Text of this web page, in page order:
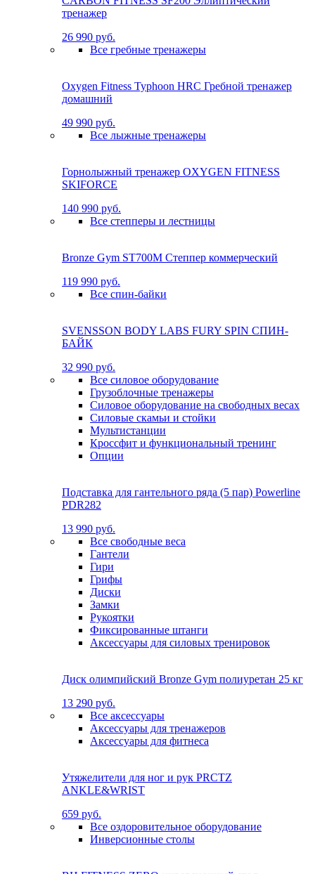
тренажер
26 990 руб.
Все гребные тренажеры
Oxygen Fitness Typhoon HRC Гребной тренажер
домашний
49 990 руб.
Все лыжные тренажеры
Горнолыжный тренажер OXYGEN FITNESS
SKIFORCE
140 990 руб.
Все степперы и лестницы
Bronze Gym ST700M Степпер коммерческий
119 990 руб.
Все спин-байки
SVENSSON BODY LABS FURY SPIN СПИН-
БАЙК
32 990 руб.
Все силовое оборудование
Грузоблочные тренажеры
Силовое оборудование на свободных весах
Силовые скамьи и стойки
Мультистанции
Кроссфит и функциональный тренинг
Опции
Подставка для гантельного ряда (5 пар) Powerline
PDR282
13 990 руб.
Все свободные веса
Гантели
Гири
Грифы
Диски
Замки
Рукоятки
Фиксированные штанги
Аксессуары для силовых тренировок
Диск олимпийский Bronze Gym полиуретан 25 кг
13 290 руб.
Все аксессуары
Аксессуары для тренажеров
Аксессуары для фитнеса
Утяжелители для ног и рук PRCTZ
ANKLE&WRIST
659 руб.
Все оздоровительное оборудование
Инверсионные столы